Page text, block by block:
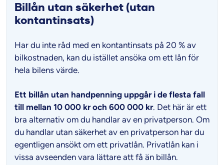
Billån utan säkerhet (utan
kontantinsats)
Har du inte råd med en kontantinsats på 20 % av
bilkostnaden, kan du istället ansöka om ett lån för
hela bilens värde.
Ett billån utan handpenning uppgår i de flesta fall
till mellan 10 000 kr och 600 000 kr. Det här är ett
bra alternativ om du handlar av en privatperson. Om
du handlar utan säkerhet av en privatperson har du
egentligen ansökt om ett privatlån. Privatlån kan i
vissa avseenden vara lättare att få än billån.